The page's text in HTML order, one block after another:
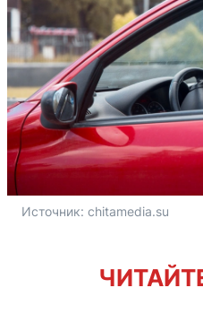
Источник: chitamedia.su